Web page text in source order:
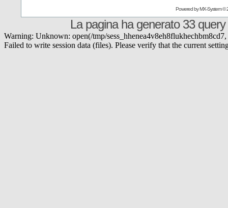
Powered byMX-System©
La pagina ha generato 33
Warning: Unknown: open(/tmp/
Failed to write session data (files). Please verify that the current